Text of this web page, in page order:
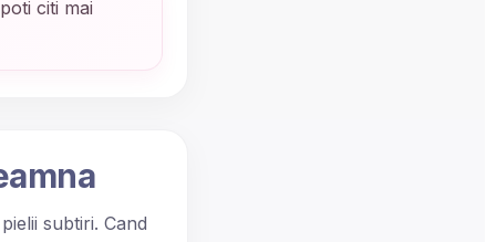
citi mai
subtiri. Cand